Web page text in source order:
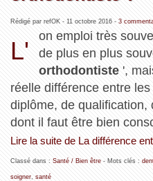
Rédigé par refOK - 11 octobre 2016- 3
L'
on emploi très
de plus en plus
orthodontiste ',
réelle différence entre
diplôme, de qualification,
dont il faut être bien
Lire la suite de La différence
Classé dans : Santé / Bien être- Mots clés :
soigner, santé